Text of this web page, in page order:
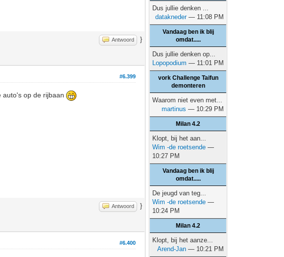
Antwoord }
#6.399
auto's op de rijbaan
Antwoord }
#6.400
Dus jullie denken ...
datakneder— 11:08 PM
Vandaag ben ik blij
omdat.....
Dus jullie denken op...
Lopopodium — 11:01 PM
vork Challenge Taifun
demonteren
Waarom niet even met...
martinus — 10:29 PM
Milan 4.2
Klopt, bij het aan...
Wim -de roetsende —
10:27 PM
Vandaag ben ik blij
omdat.....
De jeugd van teg...
Wim -de roetsende —
10:24 PM
Milan 4.2
Klopt, bij het aanze...
Arend-Jan — 10:21 PM